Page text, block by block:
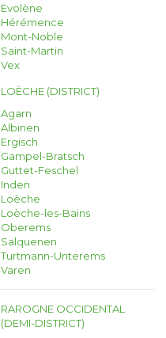
Evolène
Hérémence
Mont-Noble
Saint-Martin
Vex
LOÈCHE (DISTRICT)
Agarn
Albinen
Ergisch
Gampel-Bratsch
Guttet-Feschel
Inden
Loèche
Loèche-les-Bains
Oberems
Salquenen
Turtmann-Unterems
Varen
RAROGNE OCCIDENTAL
(DEMI-DISTRICT)